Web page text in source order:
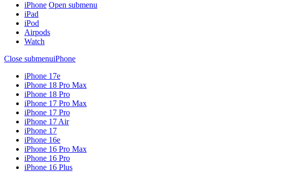
iPhone Open submenu
iPad
iPod
Airpods
Watch
Close submenuiPhone
iPhone 17e
iPhone 18 Pro Max
iPhone 18 Pro
iPhone 17 Pro Max
iPhone 17 Pro
iPhone 17 Air
iPhone 17
iPhone 16e
iPhone 16 Pro Max
iPhone 16 Pro
iPhone 16 Plus